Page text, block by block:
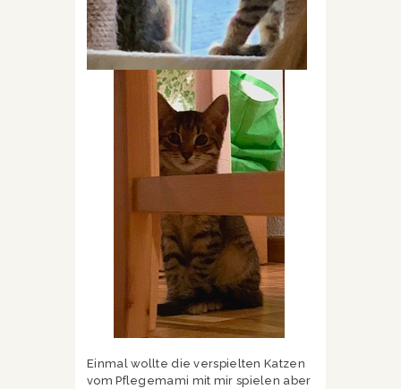
Einmal wollte die verspielten Katzen
vom Pflegemami mit mir spielen aber